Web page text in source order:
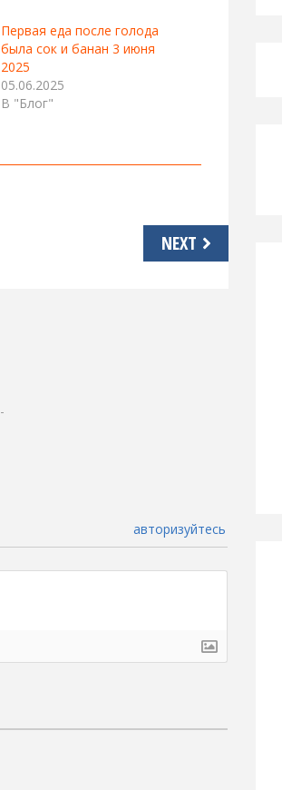
Первая еда после голода
была сок и банан 3 июня
2025
05.06.2025
В "Блог"
NEXT
авторизуйтесь